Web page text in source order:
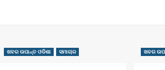
ଖବର ଉପାନ୍ତ ଓଡିଶା ସମାଚାର ଖବର